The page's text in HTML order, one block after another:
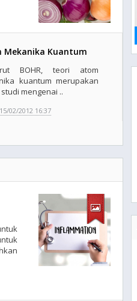
Mekanika Kuantum
BOHR, teori atom
kuantum merupakan
mengenai ..
02/2012 16:37